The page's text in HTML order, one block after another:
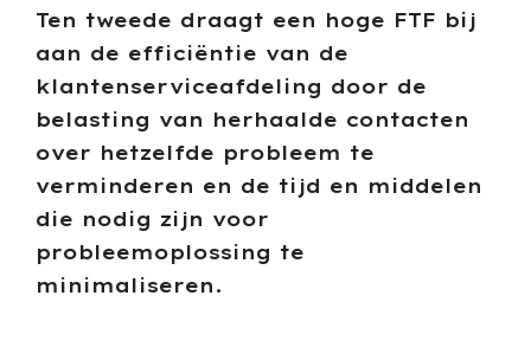
Ten tweede draagt een hoge FTF bij
aan de efficiëntie van de
klantenserviceafdeling door de
belasting van herhaalde contacten
over hetzelfde probleem te
verminderen en de tijd en middelen
die nodig zijn voor
probleemoplossing te
minimaliseren.